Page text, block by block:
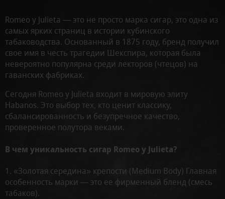
Romeo y Julieta — это не просто марка сигар, это одна из
самых ярких страниц в истории кубинского
табаководства. Основанный в 1875 году, бренд получил
свое имя в честь трагедии Шекспира, которая была
невероятно популярна среди лекторов (чтецов) на
гаванских фабриках.
Сегодня Romeo y Julieta входит в мировую элиту
Habanos. Это выбор тех, кто ценит классику,
сбалансированность и безупречное качество,
проверенное полутора веками.
В чем уникальность сигар Romeo y Julieta?
1. «Золотая середина» крепости (Medium Body) Главная
особенность марки — это ее фирменный бленд (смесь
табаков).